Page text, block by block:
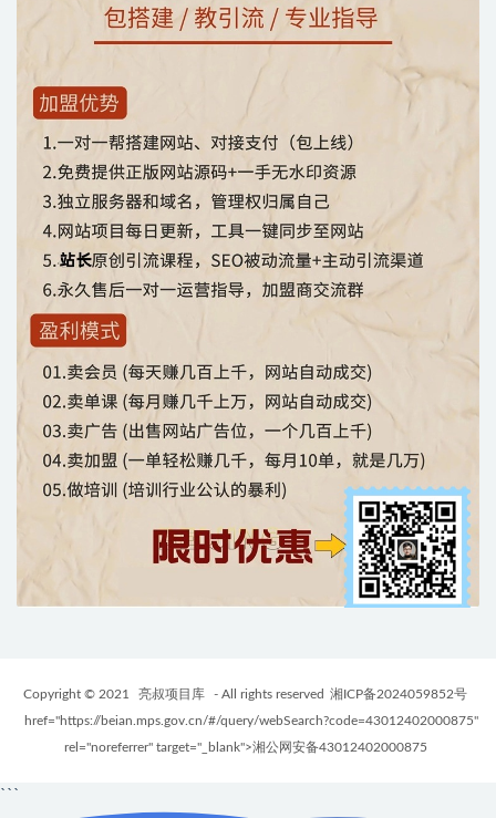
Copyright © 2021 亮叔项目库 - All rights reserved 湘ICP备2024059852号
href="https://beian.mps.gov.cn/#/query/webSearch?code=43012402000875"
rel="noreferrer" target="_blank">湘公网安备43012402000875
```